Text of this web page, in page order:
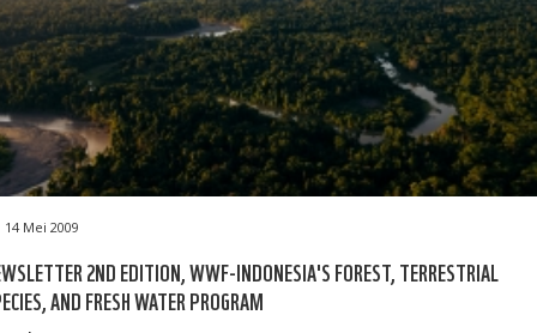
14 Mei 2009
2ND EDITION, WWF-INDONESIA'S FOREST, TERRESTRIAL
AND FRESH WATER PROGRAM